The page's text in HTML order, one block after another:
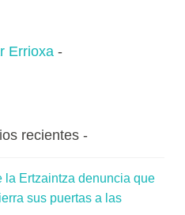
Errioxa
recientes
la Ertzaintza denuncia que
sus puertas a las